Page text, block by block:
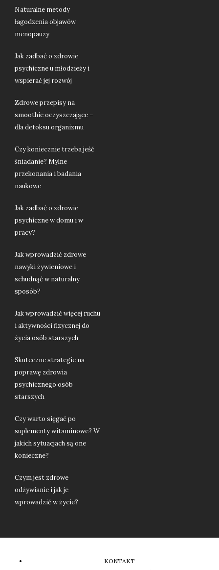
Naturalne metody
łagodzenia objawów
menopauzy
Jak zadbać o zdrowie
psychiczne u młodzieży i
wspierać jej rozwój
Zdrowe przepisy na
smoothie oczyszczające –
dla detoksu organizmu
Czy koniecznie trzeba jeść
śniadanie? Mylne
przekonania i badania
naukowe
Jak zadbać o zdrowie
psychiczne w domu i w
pracy?
Jak wprowadzić zdrowe
nawyki żywieniowe i
schudnąć w naturalny
sposób?
Jak wprowadzić więcej ruchu
i aktywności fizycznej do
życia osób starszych
Skuteczne strategie na
poprawę zdrowia
psychicznego osób
starszych
Czy warto sięgać po
suplementy witaminowe? W
jakich sytuacjach są one
konieczne?
Czym jest zdrowe
odżywianie i jak je
wprowadzić w życie?
KONTAKT